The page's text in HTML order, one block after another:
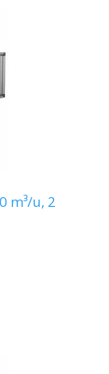
m³/u, 2